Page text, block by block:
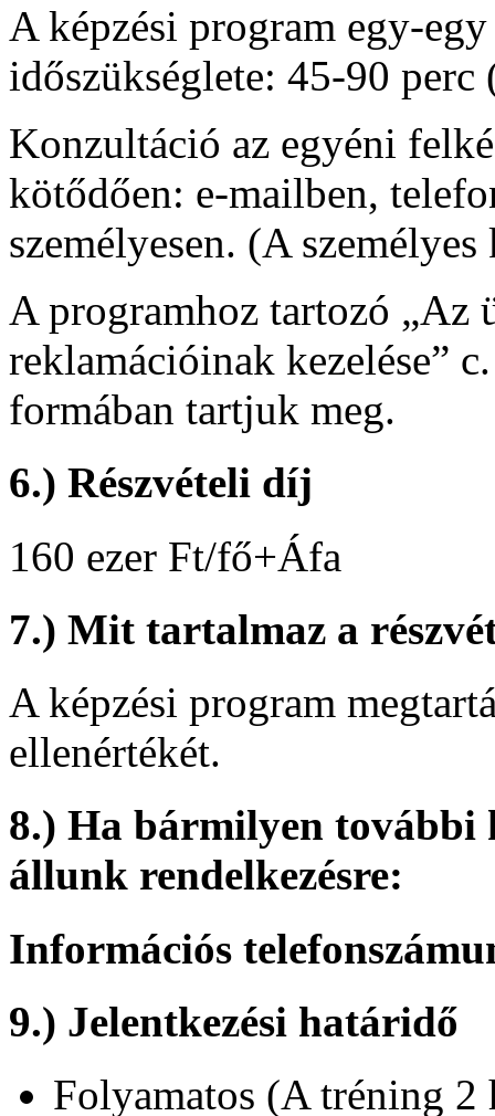
A képzési program egy-
időszükséglete: 45-90
Konzultáció az egyéni
kötődően: e-mailben,
személyesen. (A
A programhoz tartozó „Az
reklamációinak kezelése”
formában tartjuk meg.
6.) Részvételi díj
160 ezer Ft/fő+Áfa
7.) Mit tartalmaz a
A képzési program
ellenértékét.
8.) Ha bármilyen további
állunk rendelkezésre:
Információs
9.) Jelentkezési határidő
Folyamatos (A tréning 2